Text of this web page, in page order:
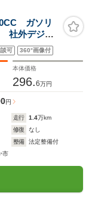
ト
LED/
続/ETC
ガソリ
社外デジタ
ト レーダ
セーフテ
可 360°画像付
本体価格
296.6万円
円
走行 1.4万km
修復
なし
整備
法定整備付
市